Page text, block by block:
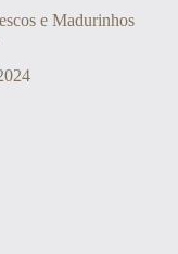
e Madurinhos